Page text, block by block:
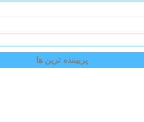
پربیننده ترین ها